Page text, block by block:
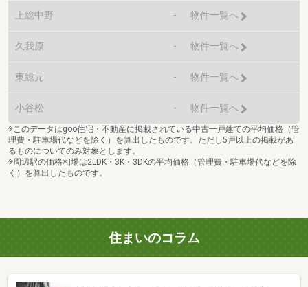
上総中野 - 物件一覧へ
久我原 - 物件一覧へ
東総元 - 物件一覧へ
小谷松 - 物件一覧へ
※このデータはgoo住宅・不動産に掲載されている中古一戸建ての平均価格（管
理費・駐車場代などを除く）を算出したものです。ただし5戸以上の掲載があ
るものについてのみ対象とします。
※周辺駅の価格相場は2LDK・3K・3DKの平均価格（管理費・駐車場代などを除
く）を算出したものです。
住まいのコラム